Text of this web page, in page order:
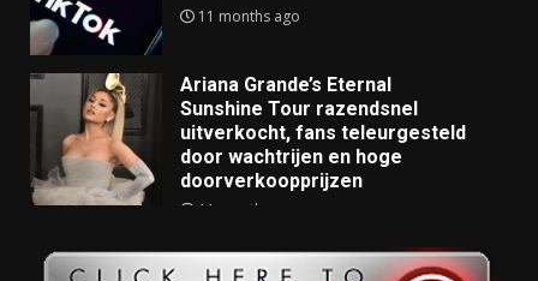
11 months ago
Ariana Grande’s Eternal
Sunshine Tour razendsnel
uitverkocht, fans teleurgesteld
door wachtrijen en hoge
doorverkoopprijzen
11 months ago